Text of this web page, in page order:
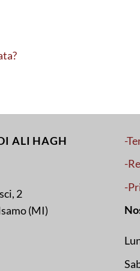
ALI HAGH
2
(MI)
-
-
-